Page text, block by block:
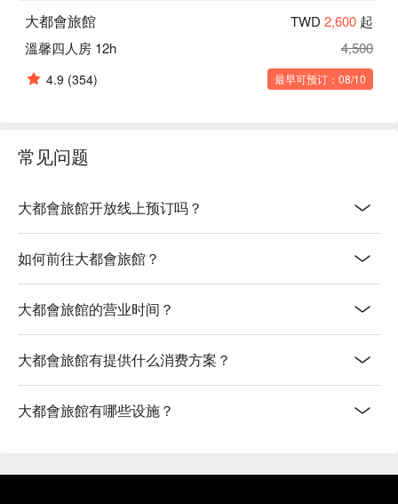
大都會旅館 TWD 2,600 起
溫馨四人房 12h
4,500
4.9 (354) 最早可预订：08/10
常见问题
大都會旅館开放线上预订吗？
如何前往大都會旅館？
大都會旅館的营业时间？
大都會旅館有提供什么消费方案？
大都會旅館有哪些设施？